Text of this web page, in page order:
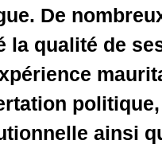
relevé la
de